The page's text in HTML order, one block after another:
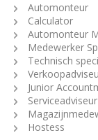
Automonteur
Calculator
Automonteur
Medewerker
Technisch
Junior
Serviceadviseur
Hostess